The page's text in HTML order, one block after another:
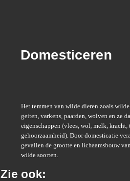
Domesticeren
Het temmen van wilde dieren zoals
geiten, varkens, paarden, wolven en ze
eigenschappen (vlees, wol, melk, kracht,
gehoorzaamheid). Door domesticatie
gevallen de grootte en lichaamsbouw
wilde soorten.
Zie ook: